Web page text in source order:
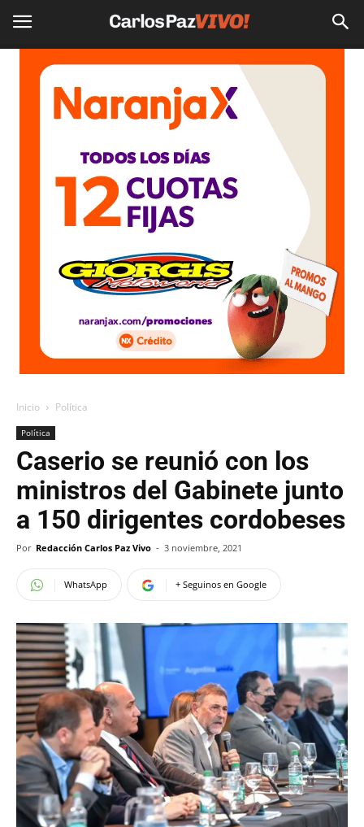
Inicio Política
Política
Caserio se reunió con los
ministros del Gabinete junto
a 150 dirigentes cordobeses
Por Redacción Carlos Paz Vivo - 3 noviembre, 2021
WhatsApp + Seguinos en Google